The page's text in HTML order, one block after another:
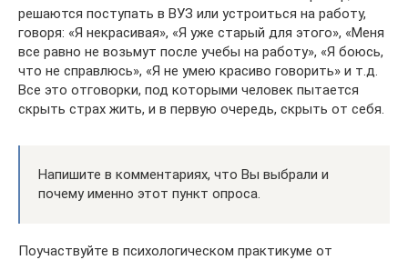
решаются поступать в ВУЗ или устроиться на работу,
говоря: «Я некрасивая», «Я уже старый для этого», «Меня
все равно не возьмут после учебы на работу», «Я боюсь,
что не справлюсь», «Я не умею красиво говорить» и т.д.
Все это отговорки, под которыми человек пытается
скрыть страх жить, и в первую очередь, скрыть от себя.
Напишите в комментариях, что Вы выбрали и
почему именно этот пункт опроса.
Поучаствуйте в психологическом практикуме от